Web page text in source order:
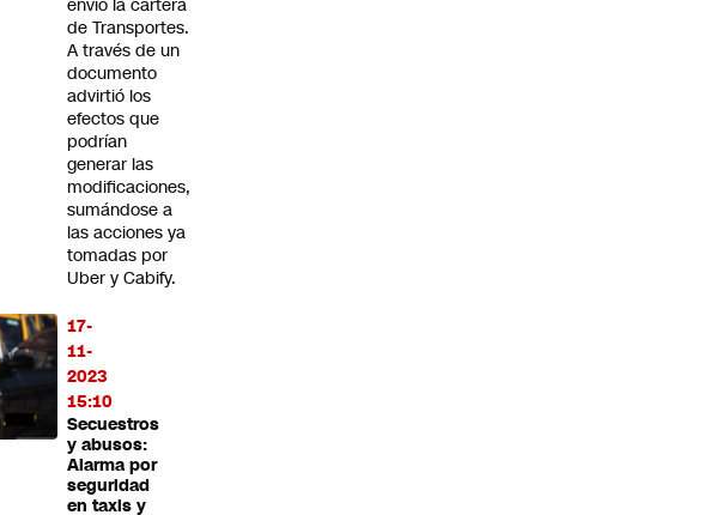
envió la cartera
de Transportes.
A través de un
documento
advirtió los
efectos que
podrían
generar las
modificaciones,
sumándose a
las acciones ya
tomadas por
Uber y Cabify.
17-
11-
2023
15:10
Secuestros
y abusos:
Alarma por
seguridad
en taxis y